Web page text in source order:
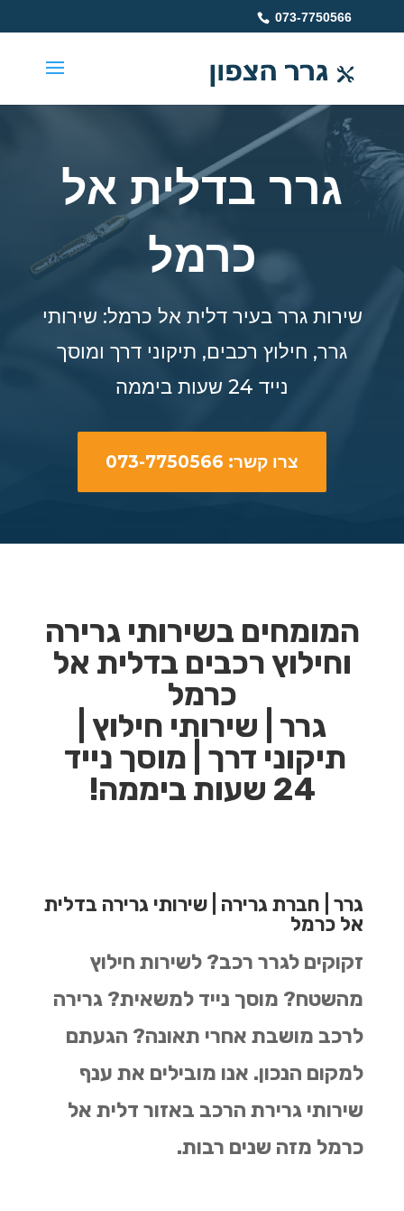
073-7750566
גרר בדלית אל
כרמל
שירות גרר בעיר דלית אל כרמל: שירותי
גרר, חילוץ רכבים, תיקוני דרך ומוסך
נייד 24 שעות ביממה
צרו קשר: 073-7750566
המומחים בשירותי גרירה
וחילוץ רכבים בדלית אל
כרמל
גרר | שירותי חילוץ |
תיקוני דרך | מוסך נייד
24 שעות ביממה!
גרר | חברת גרירה | שירותי גרירה בדלית
אל כרמל
זקוקים לגרר רכב? לשירות חילוץ
מהשטח? מוסך נייד למשאית? גרירה
לרכב מושבת אחרי תאונה? הגעתם
למקום הנכון. אנו מובילים את ענף
שירותי גרירת הרכב באזור דלית אל
כרמל מזה שנים רבות.